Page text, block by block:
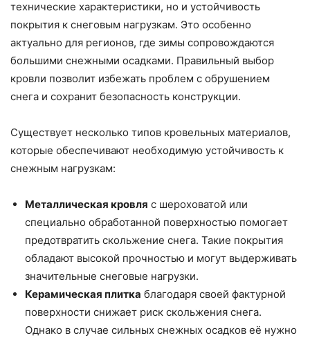
технические характеристики, но и устойчивость
покрытия к снеговым нагрузкам. Это особенно
актуально для регионов, где зимы сопровождаются
большими снежными осадками. Правильный выбор
кровли позволит избежать проблем с обрушением
снега и сохранит безопасность конструкции.
Существует несколько типов кровельных материалов,
которые обеспечивают необходимую устойчивость к
снежным нагрузкам:
Металлическая кровля с шероховатой или
специально обработанной поверхностью помогает
предотвратить скольжение снега. Такие покрытия
обладают высокой прочностью и могут выдерживать
значительные снеговые нагрузки.
Керамическая плитка благодаря своей фактурной
поверхности снижает риск скольжения снега.
Однако в случае сильных снежных осадков её нужно